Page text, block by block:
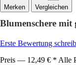
Vergleichen
Blumenschere
Erste Bewertung
Preis — 12,49 € * Alle